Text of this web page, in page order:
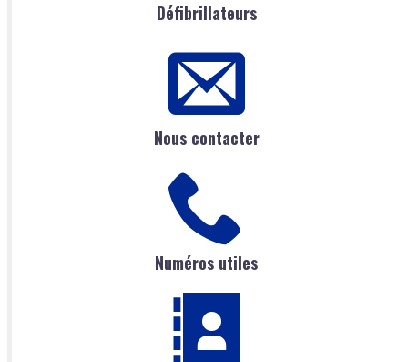
Défibrillateurs
Nous contacter
Numéros utiles